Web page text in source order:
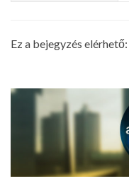
Ez a bejegyzés elérhető: